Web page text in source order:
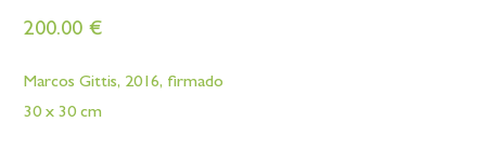
200.00€
Marcos Gittis, 2016, firmado
30 x 30 cm